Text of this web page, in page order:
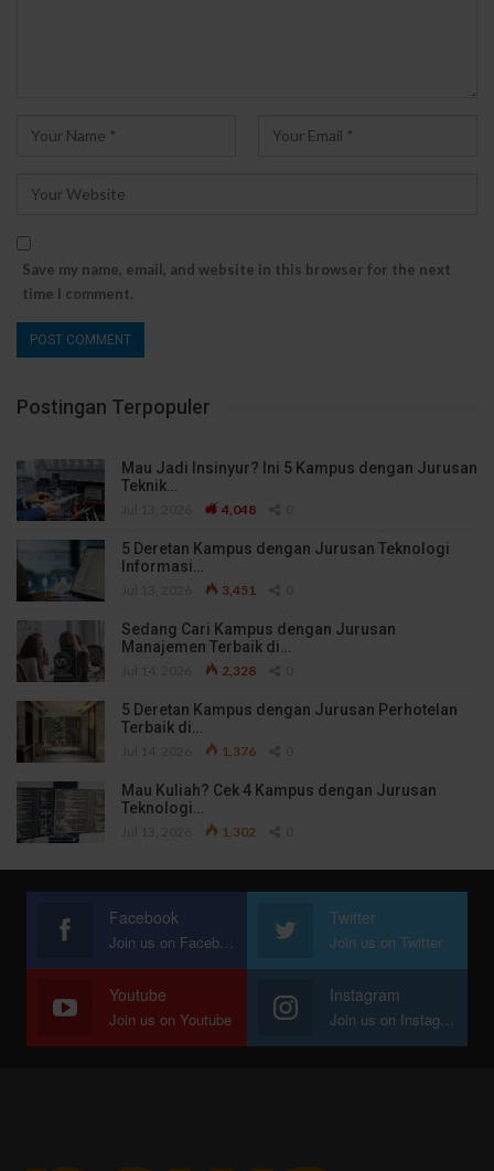
Save my name, email, and website in this browser for the next
time I comment.
Postingan Terpopuler
Mau Jadi Insinyur? Ini 5 Kampus dengan Jurusan
Teknik…
4,048
5 Deretan Kampus dengan Jurusan Teknologi
Informasi…
3,451
Sedang Cari Kampus dengan Jurusan
Manajemen Terbaik di…
2,328
5 Deretan Kampus dengan Jurusan Perhotelan
Terbaik di…
1,376
Mau Kuliah? Cek 4 Kampus dengan Jurusan
Teknologi…
1,302
Facebook
Join us on Facebook
Twitter
Join us on Twitter
Youtube
Join us on Youtube
Instagram
Join us on Instagram